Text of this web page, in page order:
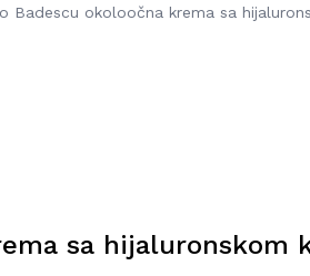
Badescu okoloočna krema sa
sa hijaluronskom